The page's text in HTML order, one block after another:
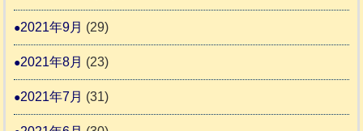
2021年9月 (29)
2021年8月 (23)
2021年7月 (31)